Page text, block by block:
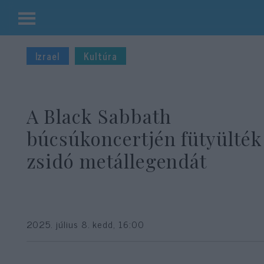
Kilépés
tartalomba
Izrael Kultúra
A Black Sabbath
búcsúkoncertjén
zsidó metállegendát
2025. július 8. kedd, 16:00